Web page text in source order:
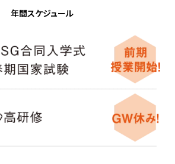
年間スケジュール